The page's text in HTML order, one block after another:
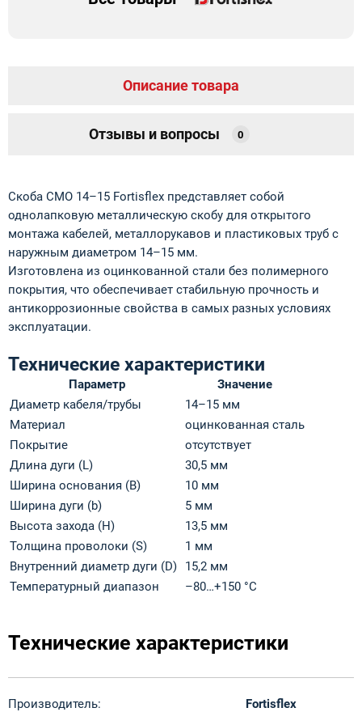
Описание товара
Отзывы и вопросы 0
Скоба СМО 14–15 Fortisflex представляет собой
однолапковую металлическую скобу для открытого
монтажа кабелей, металлорукавов и пластиковых труб с
наружным диаметром 14–15 мм.
Изготовлена из оцинкованной стали без полимерного
покрытия, что обеспечивает стабильную прочность и
антикоррозионные свойства в самых разных условиях
эксплуатации.
Технические характеристики
Параметр
Значение
Диаметр кабеля/трубы
14–15 мм
Материал
оцинкованная сталь
Покрытие
отсутствует
Длина дуги (L)
30,5 мм
Ширина основания (B)
10 мм
Ширина дуги (b)
5 мм
Высота захода (H)
13,5 мм
Толщина проволоки (S)
1 мм
Внутренний диаметр дуги (D)
15,2 мм
Температурный диапазон
–80…+150 °C
Технические характеристики
Производитель:
Fortisflex